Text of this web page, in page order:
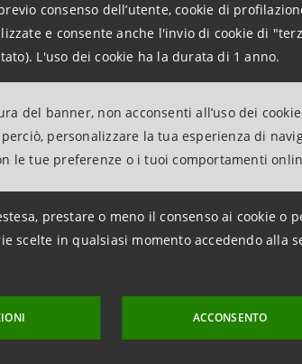
consenso dell’utente, cookie di
e consente anche l'invio di cookie di
L'uso dei cookie ha la durata di 1 anno.
del banner, non acconsenti all’uso dei
personalizzare la tua esperienza di
le tue preferenze o i tuoi comportamenti
prestare o meno il consenso ai cookie o
scelte in qualsiasi momento accedendo alla
ACCONSENTO
1975, è attiva nella ricerca nel campo
ed intende sostenere la crescita
è protagonista nella produzione
40% del fatturato, di cui ben il 65% nel
mercato dei laser e si distingue tra
la presenza sui mercati internazionali
principali realtà del settore orafo
(90% del fatturato), in particolare
sistemi e sotto-sistemi per la ricerca
di partecipare a molti programmi
con Russia, Giappone e Cina;
di prodotti per la rasatura, iscritta nel
del mercato pur mantenendo